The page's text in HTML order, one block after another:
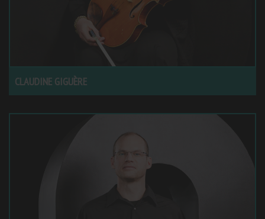
CLAUDINE GIGUÈRE